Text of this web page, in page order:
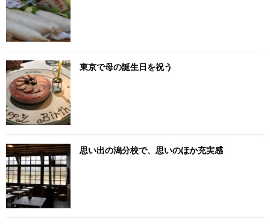
東京で母の誕生日を祝う
思い出の潟分校で、思いのほか充実感